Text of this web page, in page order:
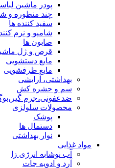
پودر ماشین
چند منظوره و
سفید کننده ها
شامپو و نرم
صابون ها
قرص و ژل
مایع دستشویی
مایع ظرفشویی
بهداشتی، آرایشی
سم و حشره کش
ضدعفونی،جرم
محصولات سلولزی
پوشک
دستمال ها
نوار بهداشتی
مواد غذایی
آب نوشابه انرژی زا
آرد و ادویه جات